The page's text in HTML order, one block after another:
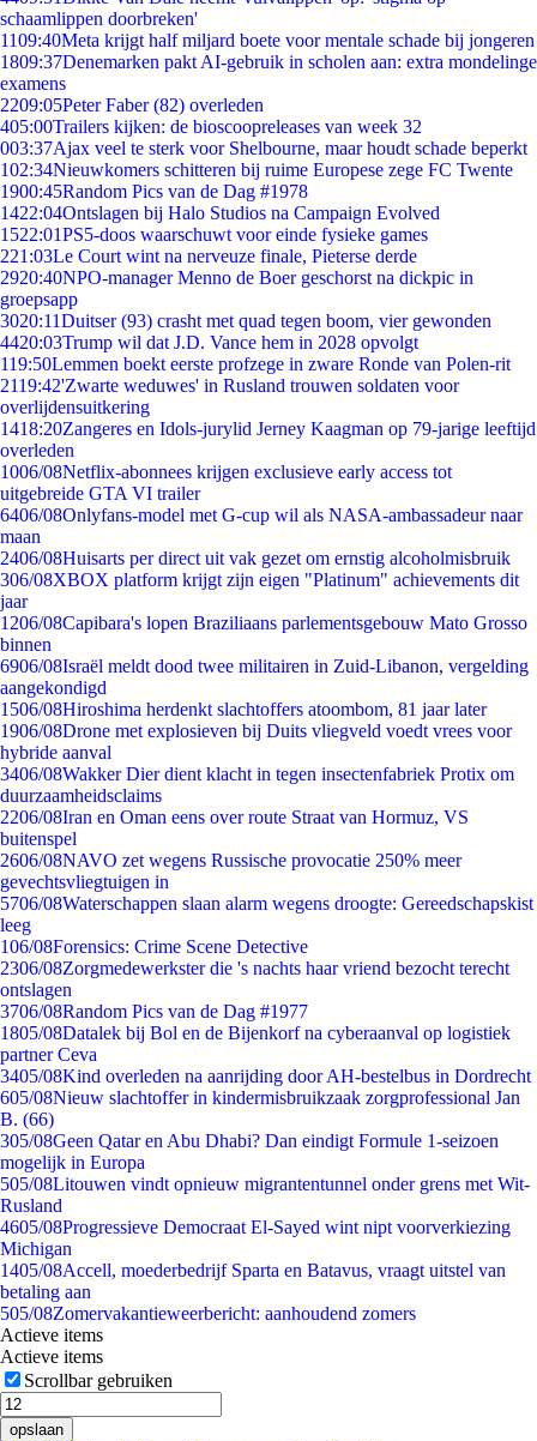
schaamlippen doorbreken'
1109:40Meta krijgt half miljard boete voor mentale schade bij jongeren
1809:37Denemarken pakt AI-gebruik in scholen aan: extra mondelinge
examens
2209:05Peter Faber (82) overleden
405:00Trailers kijken: de bioscoopreleases van week 32
003:37Ajax veel te sterk voor Shelbourne, maar houdt schade beperkt
102:34Nieuwkomers schitteren bij ruime Europese zege FC Twente
1900:45Random Pics van de Dag #1978
1422:04Ontslagen bij Halo Studios na Campaign Evolved
1522:01PS5-doos waarschuwt voor einde fysieke games
221:03Le Court wint na nerveuze finale, Pieterse derde
2920:40NPO-manager Menno de Boer geschorst na dickpic in
groepsapp
3020:11Duitser (93) crasht met quad tegen boom, vier gewonden
4420:03Trump wil dat J.D. Vance hem in 2028 opvolgt
119:50Lemmen boekt eerste profzege in zware Ronde van Polen-rit
2119:42'Zwarte weduwes' in Rusland trouwen soldaten voor
overlijdensuitkering
1418:20Zangeres en Idols-jurylid Jerney Kaagman op 79-jarige leeftijd
overleden
1006/08Netflix-abonnees krijgen exclusieve early access tot
uitgebreide GTA VI trailer
6406/08Onlyfans-model met G-cup wil als NASA-ambassadeur naar
maan
2406/08Huisarts per direct uit vak gezet om ernstig alcoholmisbruik
306/08XBOX platform krijgt zijn eigen "Platinum" achievements dit
jaar
1206/08Capibara's lopen Braziliaans parlementsgebouw Mato Grosso
binnen
6906/08Israël meldt dood twee militairen in Zuid-Libanon, vergelding
aangekondigd
1506/08Hiroshima herdenkt slachtoffers atoombom, 81 jaar later
1906/08Drone met explosieven bij Duits vliegveld voedt vrees voor
hybride aanval
3406/08Wakker Dier dient klacht in tegen insectenfabriek Protix om
duurzaamheidsclaims
2206/08Iran en Oman eens over route Straat van Hormuz, VS
buitenspel
2606/08NAVO zet wegens Russische provocatie 250% meer
gevechtsvliegtuigen in
5706/08Waterschappen slaan alarm wegens droogte: Gereedschapskist
leeg
106/08Forensics: Crime Scene Detective
2306/08Zorgmedewerkster die 's nachts haar vriend bezocht terecht
ontslagen
3706/08Random Pics van de Dag #1977
1805/08Datalek bij Bol en de Bijenkorf na cyberaanval op logistiek
partner Ceva
3405/08Kind overleden na aanrijding door AH-bestelbus in Dordrecht
605/08Nieuw slachtoffer in kindermisbruikzaak zorgprofessional Jan
B. (66)
305/08Geen Qatar en Abu Dhabi? Dan eindigt Formule 1-seizoen
mogelijk in Europa
505/08Litouwen vindt opnieuw migrantentunnel onder grens met Wit-
Rusland
4605/08Progressieve Democraat El-Sayed wint nipt voorverkiezing
Michigan
1405/08Accell, moederbedrijf Sparta en Batavus, vraagt uitstel van
betaling aan
505/08Zomervakantieweerbericht: aanhoudend zomers
Actieve items
Actieve items
Scrollbar gebruiken
opslaan